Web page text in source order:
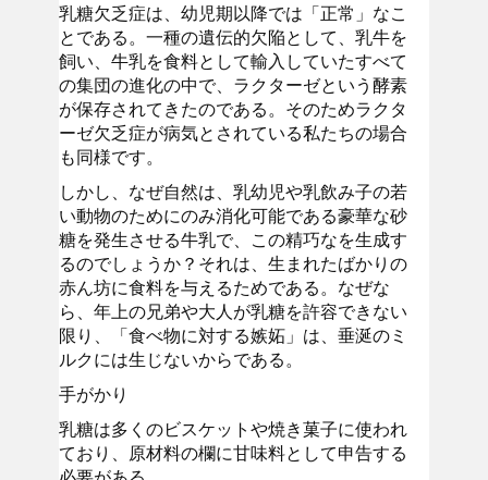
乳糖欠乏症は、幼児期以降では「正常」なこ
とである。一種の遺伝的欠陥として、乳牛を
飼い、牛乳を食料として輸入していたすべて
の集団の進化の中で、ラクターゼという酵素
が保存されてきたのである。そのためラクタ
ーゼ欠乏症が病気とされている私たちの場合
も同様です。
しかし、なぜ自然は、乳幼児や乳飲み子の若
い動物のためにのみ消化可能である豪華な砂
糖を発生させる牛乳で、この精巧なを生成す
るのでしょうか？それは、生まれたばかりの
赤ん坊に食料を与えるためである。なぜな
ら、年上の兄弟や大人が乳糖を許容できない
限り、「食べ物に対する嫉妬」は、垂涎のミ
ルクには生じないからである。
手がかり
乳糖は多くのビスケットや焼き菓子に使われ
ており、原材料の欄に甘味料として申告する